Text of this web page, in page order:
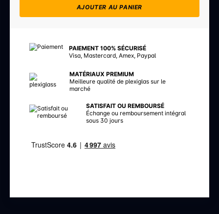
AJOUTER AU PANIER
PAIEMENT 100% SÉCURISÉ
Visa, Mastercard, Amex, Paypal
MATÉRIAUX PREMIUM
Meilleure qualité de plexiglas sur le
marché
SATISFAIT OU REMBOURSÉ
Échange ou remboursement intégral
sous 30 jours